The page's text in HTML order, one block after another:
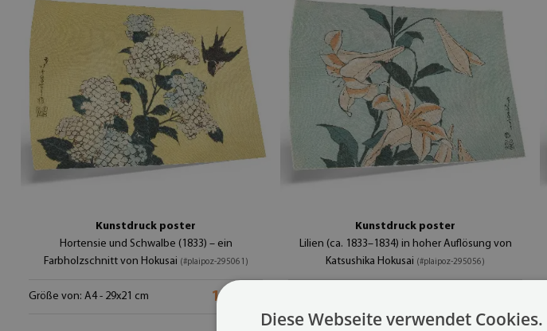
Kunstdruck poster
Hortensie und Schwalbe (1833) – ein
Farbholzschnitt von Hokusai (#plaipoz-295061)
Größe von: A4 - 29x21 cm 12.99 €
Kunstdruck poster
Lilien (ca. 1833–1834) in hoher Auflösung von
Katsushika Hokusai (#plaipoz-295056)
Diese Webseite verwendet Cookies.